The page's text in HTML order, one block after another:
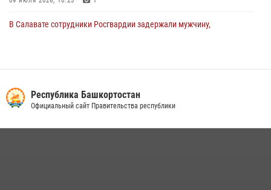
В Салавате сотрудники Росгвардии задержали мужчину,
Росгвардии и фондом «Защитники Отечества»
16 июля 2026, 07:20 5
Республика Башкортостан
Официальный сайт Правительства республики